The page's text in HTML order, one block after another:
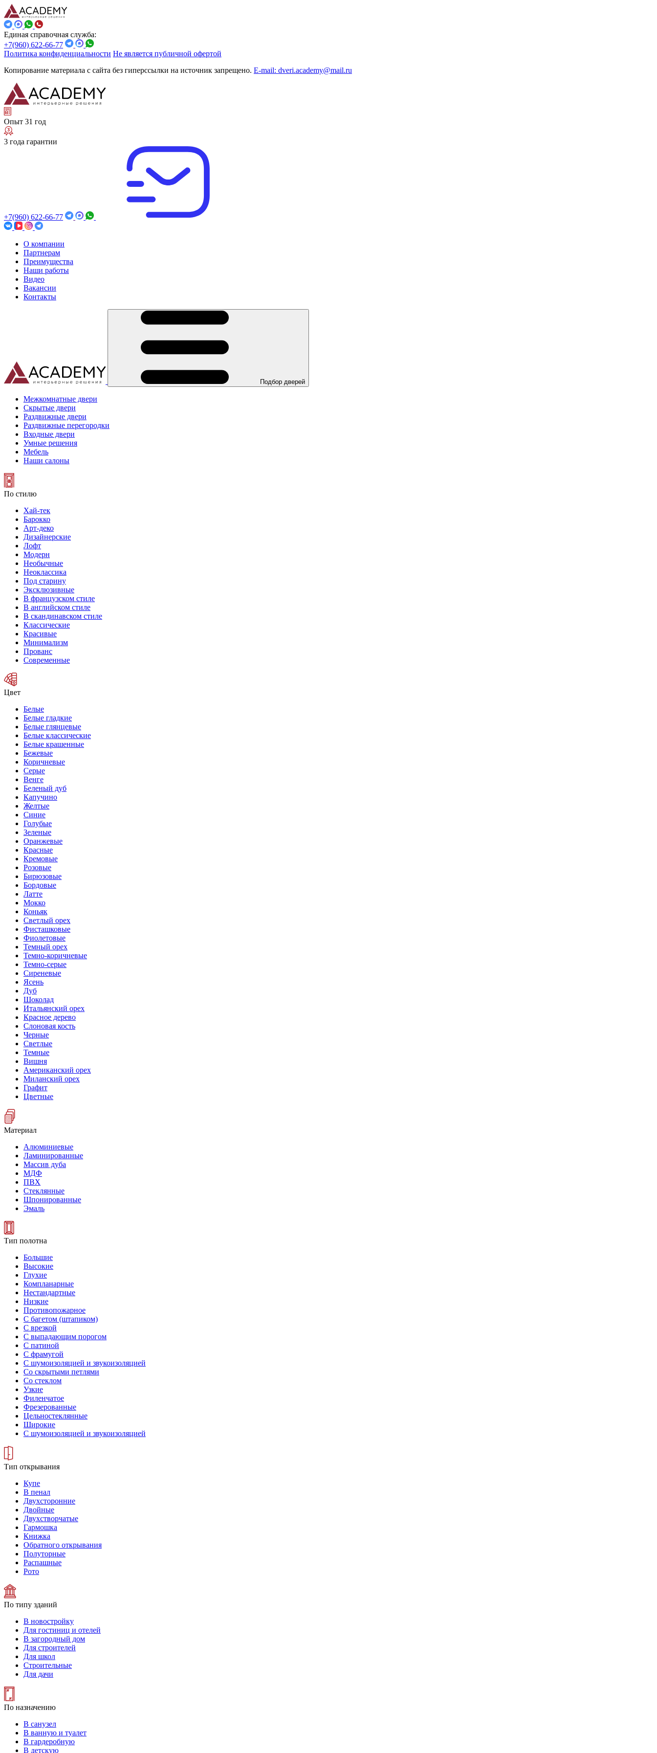
Единая справочная служба:
+7(960) 622-66-77
Политика конфиденциальности Не является публичной офертой
Копирование материала с сайта без гиперссылки на источник запрещено. E-mail: dveri.academy@mail.ru
Опыт 31 год
3 года гарантии
+7(960) 622-66-77
О компании
Партнерам
Преимущества
Наши работы
Видео
Вакансии
Контакты
Подбор дверей
Межкомнатные двери
Скрытые двери
Раздвижные двери
Раздвижные перегородки
Входные двери
Умные решения
Мебель
Наши салоны
По стилю
Хай-тек
Барокко
Арт-деко
Дизайнерские
Лофт
Модерн
Необычные
Неоклассика
Под старину
Эксклюзивные
В французском стиле
В английском стиле
В скандинавском стиле
Классические
Красивые
Минимализм
Прованс
Современные
Цвет
Белые
Белые гладкие
Белые глянцевые
Белые классические
Белые крашенные
Бежевые
Коричневые
Серые
Венге
Беленый дуб
Капучино
Желтые
Синие
Голубые
Зеленые
Оранжевые
Красные
Кремовые
Розовые
Бирюзовые
Бордовые
Латте
Мокко
Коньяк
Светлый орех
Фисташковые
Фиолетовые
Темный орех
Темно-коричневые
Темно-серые
Сиреневые
Ясень
Дуб
Шоколад
Итальянский орех
Красное дерево
Слоновая кость
Черные
Светлые
Темные
Вишня
Американский орех
Миланский орех
Графит
Цветные
Материал
Алюминиевые
Ламинированные
Массив дуба
МДФ
ПВХ
Стеклянные
Шпонированные
Эмаль
Тип полотна
Большие
Высокие
Глухие
Компланарные
Нестандартные
Низкие
Противопожарное
С багетом (штапиком)
С врезкой
С выпадающим порогом
С патиной
С фрамугой
С шумоизоляцией и звукоизоляцией
Со скрытыми петлями
Со стеклом
Узкие
Филенчатое
Фрезерованные
Цельностеклянные
Широкие
С шумоизоляцией и звукоизоляцией
Тип открывания
Купе
В пенал
Двухсторонние
Двойные
Двухстворчатые
Гармошка
Книжка
Обратного открывания
Полуторные
Распашные
Рото
По типу зданий
В новостройку
Для гостиниц и отелей
В загородный дом
Для строителей
Для школ
Строительные
Для дачи
По назначению
В санузел
В ванную и туалет
В гардеробную
В детскую